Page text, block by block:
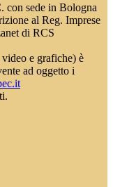
sede in Bologna
al Reg. Imprese
di RCS
e grafiche) è
ad oggetto i